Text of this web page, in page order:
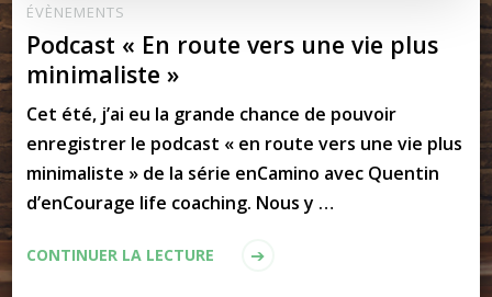
ÉVÈNEMENTS
Podcast « En route vers une vie plus
minimaliste »
Cet été, j’ai eu la grande chance de pouvoir
enregistrer le podcast « en route vers une vie plus
minimaliste » de la série enCamino avec Quentin
d’enCourage life coaching. Nous y …
CONTINUER LA LECTURE